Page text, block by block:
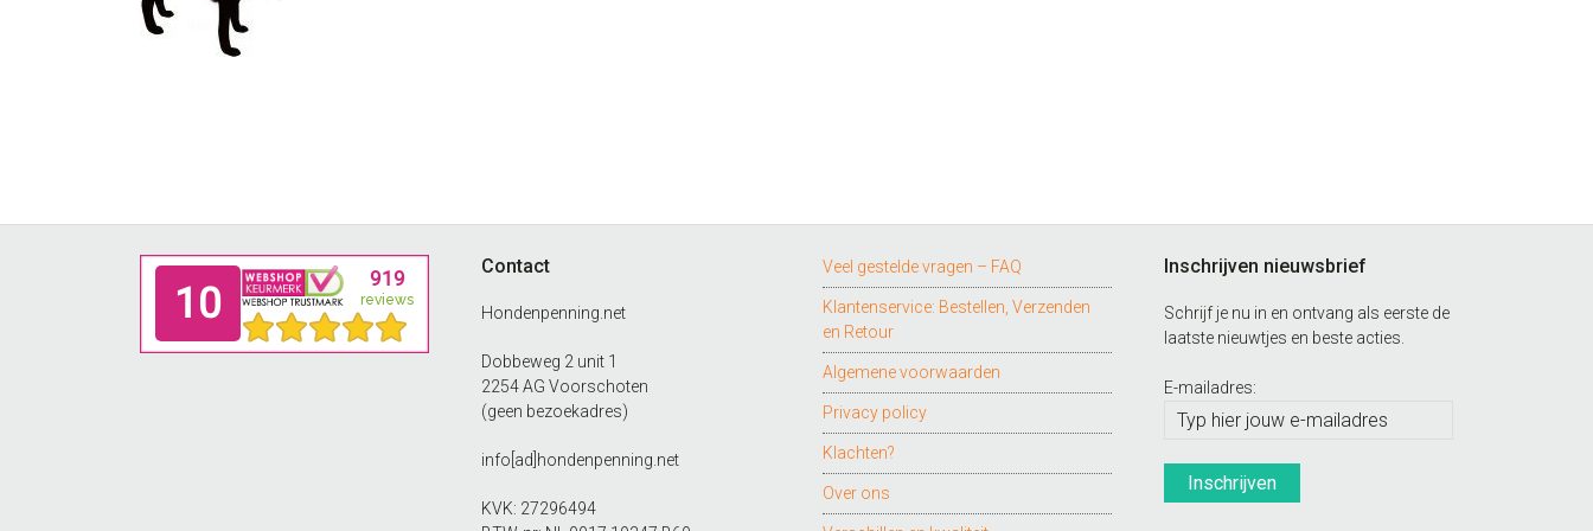
Contact
Hondenpenning.net
Dobbeweg 2 unit 1
2254 AG Voorschoten
(geen bezoekadres)
info[ad]hondenpenning.net
KVK: 27296494
Veel gestelde vragen – FAQ
Klantenservice: Bestellen, Verzenden
en Retour
Algemene voorwaarden
Privacy policy
Klachten?
Over ons
Inschrijven nieuwsbrief
Schrijf je nu in en ontvang als eerste de
laatste nieuwtjes en beste acties.
E-mailadres: